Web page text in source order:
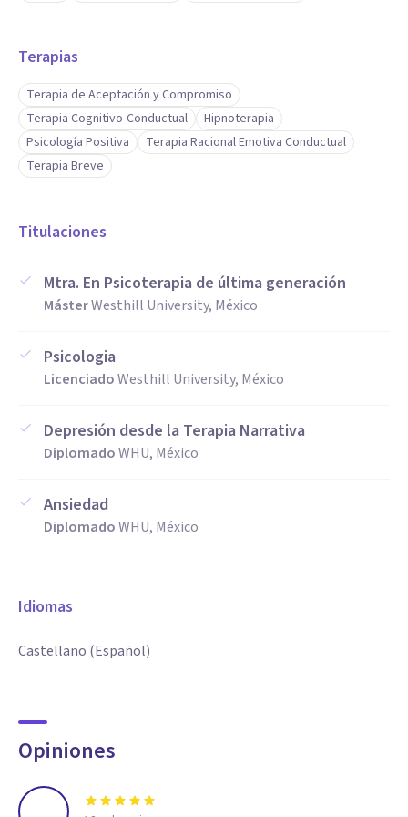
Depresión, Ansiedad, Autoestima, relaciones.
Lic. En Psicóloga
Mtra. En Psicoterapia
Especialista en Terapia Cognitivo Conductual
Especialista en Terapia Dialéctica Conductual.
Especialista en Psicología Positiva.
SI TE GUSTARÍA AGENDAR UNA SESIÓN, POR FAVOR
CONTACTAME POR WHATSAPP YA QUE POR EL MOMENTO
NO CUENTO CON LLAMADAS TELEFÓNICAS.
Terapias
Terapia de Aceptación y Compromiso
Terapia Cognitivo-Conductual
Hipnoterapia
Psicología Positiva
Terapia Racional Emotiva Conductual
Terapia Breve
Titulaciones
Mtra. En Psicoterapia de última generación
MásterWesthill University, México
Psicologia
LicenciadoWesthill University, México
Depresión desde la Terapia Narrativa
DiplomadoWHU, México
Ansiedad
DiplomadoWHU, México
Idiomas
Castellano (Español)
Opiniones